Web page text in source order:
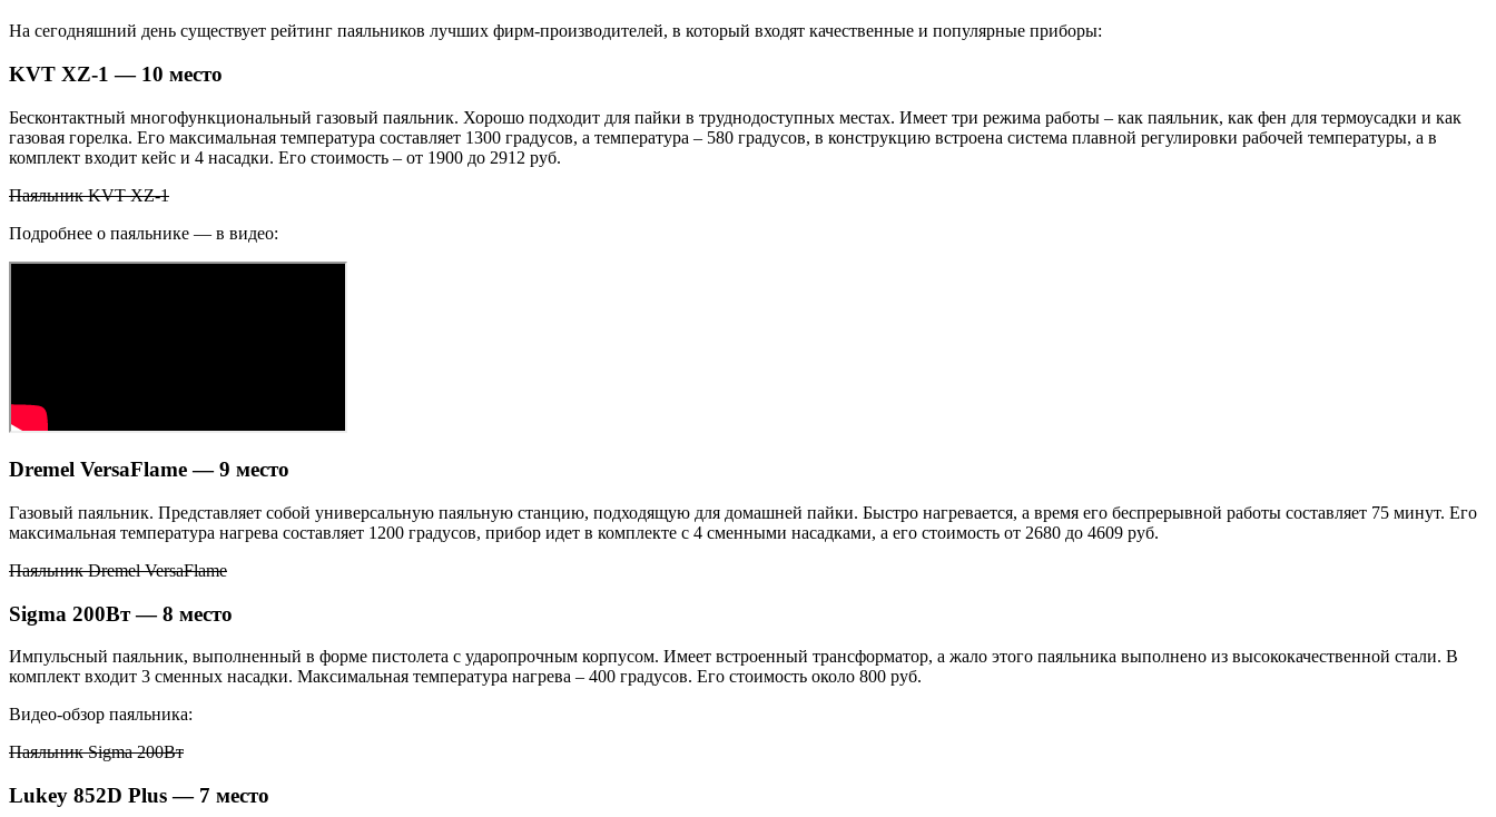
На сегодняшний день существует рейтинг паяльников лучших фирм-производителей, в который входят качественные и популярные приборы:
KVT XZ-1 — 10 место
Бесконтактный многофункциональный газовый паяльник. Хорошо подходит для пайки в труднодоступных местах. Имеет три режима работы – как паяльник, как фен для термоусадки и как
газовая горелка. Его максимальная температура составляет 1300 градусов, а температура – 580 градусов, в конструкцию встроена система плавной регулировки рабочей температуры, а в
комплект входит кейс и 4 насадки. Его стоимость – от 1900 до 2912 руб.
Паяльник KVT XZ-1
Подробнее о паяльнике — в видео:
Dremel VersaFlame — 9 место
Газовый паяльник. Представляет собой универсальную паяльную станцию, подходящую для домашней пайки. Быстро нагревается, а время его беспрерывной работы составляет 75 минут. Его
максимальная температура нагрева составляет 1200 градусов, прибор идет в комплекте с 4 сменными насадками, а его стоимость от 2680 до 4609 руб.
Паяльник Dremel VersaFlame
Sigma 200Вт — 8 место
Импульсный паяльник, выполненный в форме пистолета с ударопрочным корпусом. Имеет встроенный трансформатор, а жало этого паяльника выполнено из высококачественной стали. В
комплект входит 3 сменных насадки. Максимальная температура нагрева – 400 градусов. Его стоимость около 800 руб.
Видео-обзор паяльника:
Паяльник Sigma 200Вт
Lukey 852D Plus — 7 место